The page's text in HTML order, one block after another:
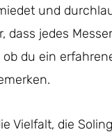
und
dass jedes
du ein
Vielfalt, die